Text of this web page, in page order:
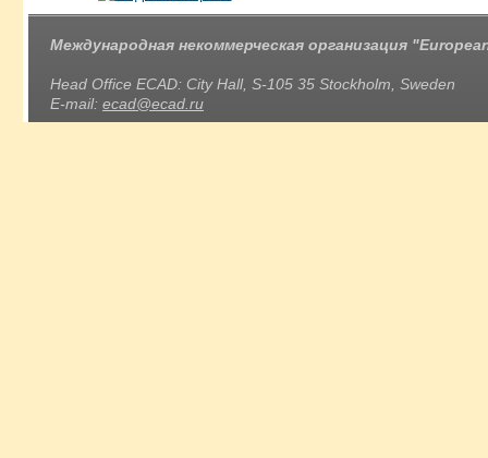
Международная некоммерческая организация
Head Office ECAD: City Hall, S-105 35 Stockholm, Sweden
E-mail: ecad@ecad.ru